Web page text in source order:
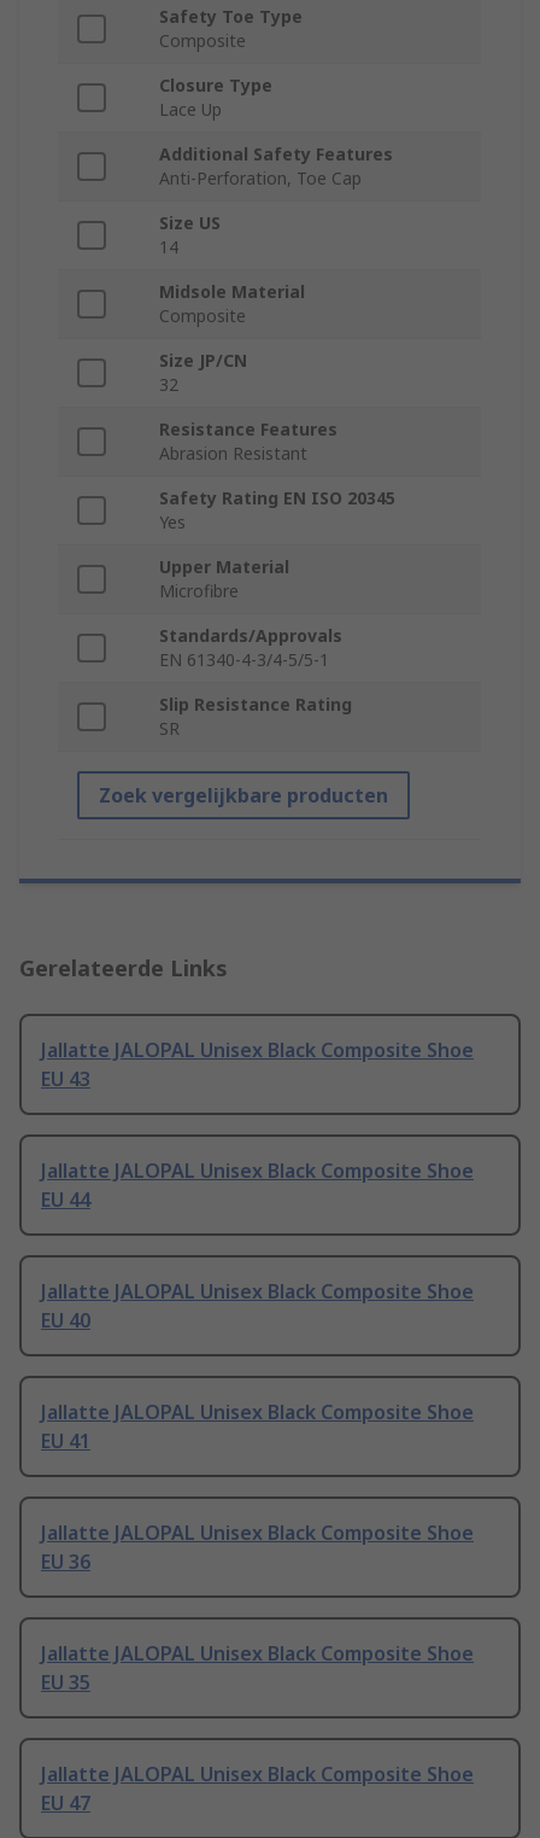
Safety Toe Type
Composite
Closure Type
Lace Up
Additional Safety Features
Anti-Perforation, Toe Cap
Size US
14
Midsole Material
Composite
Size JP/CN
32
Resistance Features
Abrasion Resistant
Safety Rating EN ISO 20345
Yes
Upper Material
Microfibre
Standards/Approvals
EN 61340-4-3/4-5/5-1
Slip Resistance Rating
SR
Zoek vergelijkbare producten
Gerelateerde Links
Jallatte JALOPAL Unisex Black Composite Shoe
EU 43
Jallatte JALOPAL Unisex Black Composite Shoe
EU 44
Jallatte JALOPAL Unisex Black Composite Shoe
EU 40
Jallatte JALOPAL Unisex Black Composite Shoe
EU 41
Jallatte JALOPAL Unisex Black Composite Shoe
EU 36
Jallatte JALOPAL Unisex Black Composite Shoe
EU 35
Jallatte JALOPAL Unisex Black Composite Shoe
EU 47